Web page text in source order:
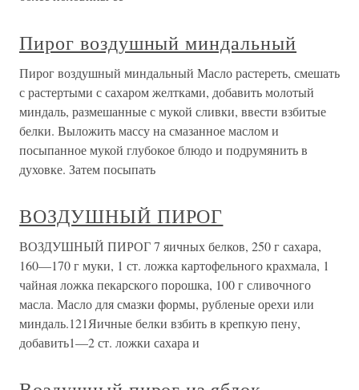
Пирог воздушный миндальный
Пирог воздушный миндальный Масло растереть, смешать
с растертыми с сахаром желтками, добавить молотый
миндаль, размешанные с мукой сливки, ввести взбитые
белки. Выложить массу на смазанное маслом и
посыпанное мукой глубокое блюдо и подрумянить в
духовке. Затем посыпать
ВОЗДУШНЫЙ ПИРОГ
ВОЗДУШНЫЙ ПИРОГ 7 яичных белков, 250 г сахара,
160—170 г муки, 1 ст. ложка картофельного крахмала, 1
чайная ложка пекарского порошка, 100 г сливочного
масла. Масло для смазки формы, рубленые орехи или
миндаль.121Яичные белки взбить в крепкую пену,
добавить1—2 ст. ложки сахара и